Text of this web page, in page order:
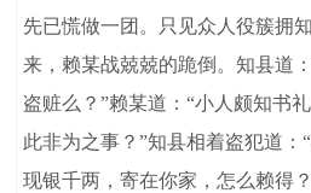
先已慌做一团。只见众人役簇拥
来，赖某战兢兢的跪倒。知县道
盗赃么？”赖某道：“小人颇知书
此非为之事？”知县相着盗犯道：
现银千两，寄在你家，怎么赖得